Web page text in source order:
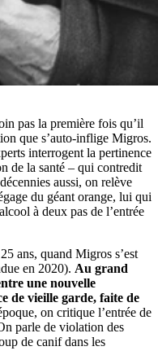
pas la première fois qu’il
que s’auto-inflige Migros.
interrogent la pertinence
de la santé – qui contredit
aussi, on relève
du géant orange, lui qui
à deux pas de l’entrée
ans, quand Migros s’est
en 2020). Au grand
une nouvelle
de vieille garde, faite de
on critique l’entrée de
parle de violation des
de canif dans les